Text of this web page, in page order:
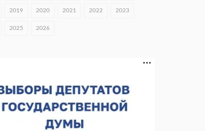
строителя
07.08.2026 12:15
В Нижнем Новгороде прошло совещание
Росгвардии
07.08.2026 12:04
2019 2020 2021 2022 2023
2025 2026